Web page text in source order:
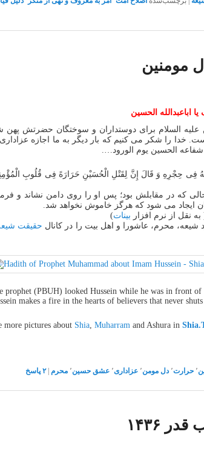
مومنین
اباعبدالله الحسین
علیه السلام برای دوستداران و سوختگان حضرتش پهن
را شکر می کنیم که بار دیگر به ما اجازه عزاداری
شفاعه الحسین یوم الورود….
حِجْرِهِ وَ قَالَ إِنَّ لِقَتْلِ الْحُسَیْنِ حَرَارَهً فِی قُلُوبِ
که در مقابلش بود؛ پس او را روی دامن نشاند و
ایجاد می شود که هرگز خاموش نخواهد شد.
بینات)
محرم، عاشورا و اهل بیت را در کانال حقیقت
prophet (PBUH) looked Hussein while he was in front
makes a fire in the hearts of believers that never
more pictures about Shia, Muharram and Ashura in
٬ حرارت٬ دل مومن٬ عزاداری٬ عشق حسین٬ محرم |۲پاسخ
۱۴۳۶